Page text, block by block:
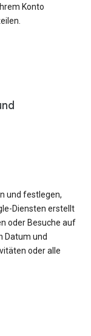
Konto
und festlegen,
Diensten erstellt
oder Besuche auf
Datum und
oder alle